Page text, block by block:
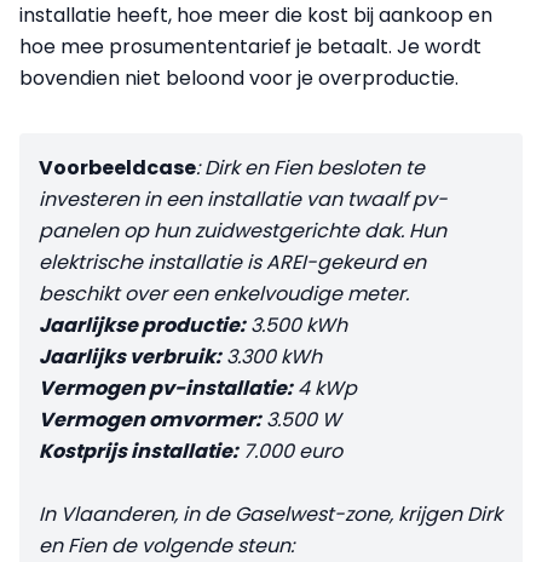
installatie heeft, hoe meer die kost bij aankoop en
hoe mee prosumententarief je betaalt. Je wordt
bovendien niet beloond voor je overproductie.
Voorbeeldcase: Dirk en Fien besloten te
investeren in een installatie van twaalf pv-
panelen op hun zuidwestgerichte dak. Hun
elektrische installatie is AREI-gekeurd en
beschikt over een enkelvoudige meter.
Jaarlijkse productie:3.500 kWh
Jaarlijks verbruik:3.300 kWh
Vermogen pv-installatie:4 kWp
Vermogen omvormer:3.500 W
Kostprijs installatie:7.000 euro
In Vlaanderen, in de Gaselwest-zone, krijgen Dirk
en Fien de volgende steun: